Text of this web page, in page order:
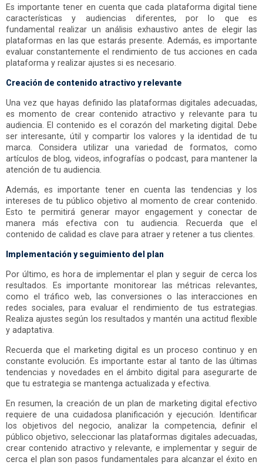
Es importante tener en cuenta que cada plataforma digital tiene
características y audiencias diferentes, por lo que es
fundamental realizar un análisis exhaustivo antes de elegir las
plataformas en las que estarás presente. Además, es importante
evaluar constantemente el rendimiento de tus acciones en cada
plataforma y realizar ajustes si es necesario.
Creación de contenido atractivo y relevante
Una vez que hayas definido las plataformas digitales adecuadas,
es momento de crear contenido atractivo y relevante para tu
audiencia. El contenido es el corazón del marketing digital. Debe
ser interesante, útil y compartir los valores y la identidad de tu
marca. Considera utilizar una variedad de formatos, como
artículos de blog, videos, infografías o podcast, para mantener la
atención de tu audiencia.
Además, es importante tener en cuenta las tendencias y los
intereses de tu público objetivo al momento de crear contenido.
Esto te permitirá generar mayor engagement y conectar de
manera más efectiva con tu audiencia. Recuerda que el
contenido de calidad es clave para atraer y retener a tus clientes.
Implementación y seguimiento del plan
Por último, es hora de implementar el plan y seguir de cerca los
resultados. Es importante monitorear las métricas relevantes,
como el tráfico web, las conversiones o las interacciones en
redes sociales, para evaluar el rendimiento de tus estrategias.
Realiza ajustes según los resultados y mantén una actitud flexible
y adaptativa.
Recuerda que el marketing digital es un proceso continuo y en
constante evolución. Es importante estar al tanto de las últimas
tendencias y novedades en el ámbito digital para asegurarte de
que tu estrategia se mantenga actualizada y efectiva.
En resumen, la creación de un plan de marketing digital efectivo
requiere de una cuidadosa planificación y ejecución. Identificar
los objetivos del negocio, analizar la competencia, definir el
público objetivo, seleccionar las plataformas digitales adecuadas,
crear contenido atractivo y relevante, e implementar y seguir de
cerca el plan son pasos fundamentales para alcanzar el éxito en